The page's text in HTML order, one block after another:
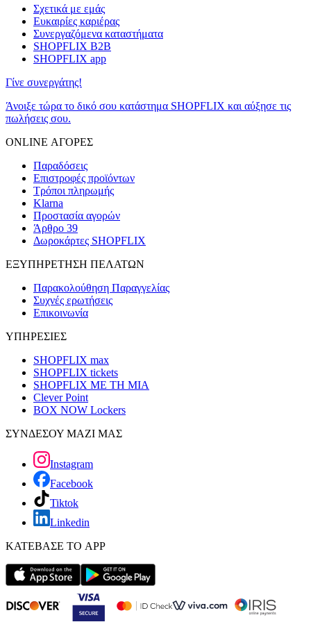
Σχετικά με εμάς
Ευκαιρίες καριέρας
Συνεργαζόμενα καταστήματα
SHOPFLIX B2B
SHOPFLIX app
Γίνε συνεργάτης!
Άνοιξε τώρα το δικό σου κατάστημα SHOPFLIX και αύξησε τις
πωλήσεις σου.
ONLINE ΑΓΟΡΕΣ
Παραδόσεις
Επιστροφές προϊόντων
Τρόποι πληρωμής
Klarna
Προστασία αγορών
Άρθρο 39
Δωροκάρτες SHOPFLIX
ΕΞΥΠΗΡΕΤΗΣΗ ΠΕΛΑΤΩΝ
Παρακολούθηση Παραγγελίας
Συχνές ερωτήσεις
Επικοινωνία
ΥΠΗΡΕΣΙΕΣ
SHOPFLIX max
SHOPFLIX tickets
SHOPFLIX ΜΕ ΤΗ ΜΙΑ
Clever Point
BOX NOW Lockers
ΣΥΝΔΕΣΟΥ ΜΑΖΙ ΜΑΣ
Instagram
Facebook
Tiktok
Linkedin
ΚΑΤΕΒΑΣΕ ΤΟ APP